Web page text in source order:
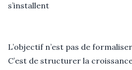
s’installent
L’objectif n’est pas de
C’est de structurer la